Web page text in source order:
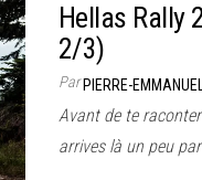
Hellas Rally
2/3)
ParPIERRE-
Avant de te
arrives là un peu